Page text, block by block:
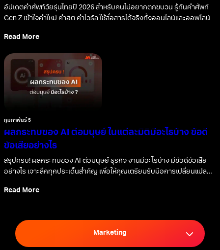
อัปเดตคำศัพท์วัยรุ่นไทยปี 2026 สำหรับคนไม่อยากตกขบวน รู้ทันคำศัพท์
Gen Z เข้าใจคำใหม่ คำฮิต คำไวรัล ใช้สื่อสารได้จริงทั้งออนไลน์และออฟไลน์
Read More
กุมภาพันธ์ 5
ผลกระทบของ AI ต่อมนุษย์ ในแต่ละมิติมีอะไรบ้าง ข้อดี
ข้อเสียอย่างไร
สรุปครบ! ผลกระทบของ AI ต่อมนุษย์ ธุรกิจ งานมีอะไรบ้าง มีข้อดีข้อเสีย
อย่างไร เจาะลึกทุกประเด็นสำคัญ เพื่อให้คุณเตรียมรับมือการเปลี่ยนแปลง
Read More
Marketing